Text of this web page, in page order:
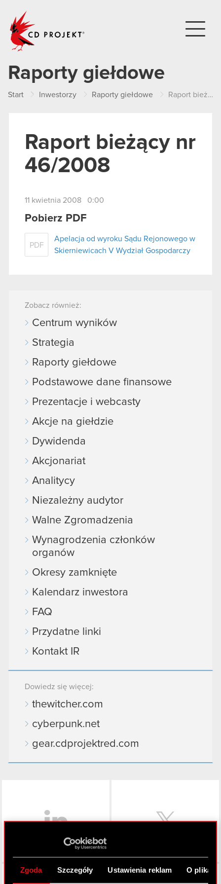
Zgoda Szczegóły Ustawienia reklam O
Raporty giełdowe
Start Inwestorzy Raporty giełdowe Raport bieżący nr 46/2008
Raport bieżący nr
46/2008
11 kwietnia 2008 0:00
Pobierz PDF
PDF
Apelacja od wyroku Sądu Rejonowego w
Skierniewicach V Wydział Gospodarczy
Zobacz również:
Centrum wyników
Strategia
Raporty giełdowe
Podstawowe dane finansowe
Prezentacje i webcasty
Akcje na giełdzie
Dywidenda
Akcjonariat
Analitycy
Niezależny audytor
Walne Zgromadzenia
Wynagrodzenia członków
organów
Okresy zamknięte
Kalendarz inwestora
FAQ
Przydatne linki
Kontakt IR
Dowiedz się więcej:
thewitcher.com
cyberpunk.net
gear.cdprojektred.com
Facebook